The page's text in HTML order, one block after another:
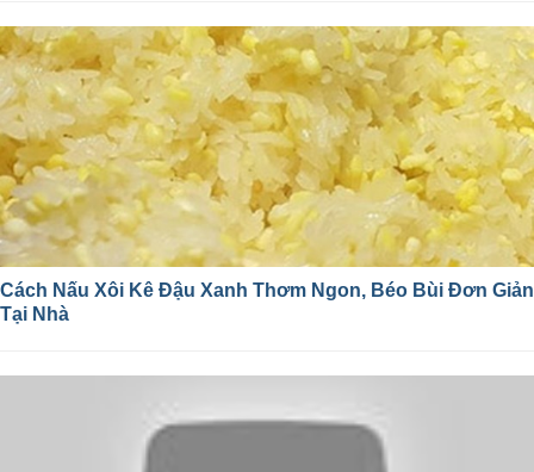
Cách Nấu Xôi Kê Đậu Xanh Thơm Ngon, Béo Bùi Đơn Giản
Tại Nhà